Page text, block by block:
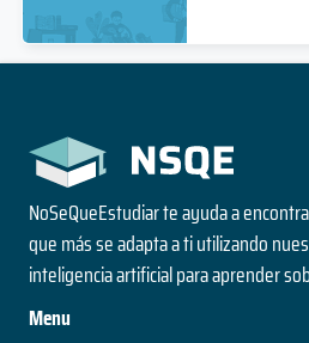
Ciencias Veterinarias
Duración
Doctorado
Nivel
Presencial
Modalidad
Programa de Especialización
3 años
Nivel
Presencial
Programa de
Adultos
Duración
Grado
Modalidad
Derecho
5 años
Grado
Ciencias Vegetales
Magíster
Nivel
Presencial
Modalidad
NoSeQueEstudiar te ayuda a
que más se adapta a ti utilizando
inteligencia artificial para aprender
Menu